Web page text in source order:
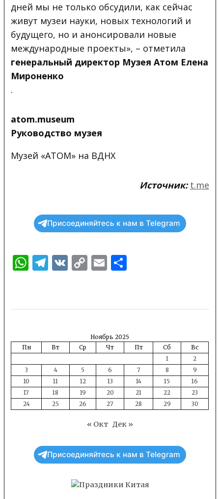
дней мы не только обсудили, как сейчас
живут музеи науки, новых технологий и
будущего, но и анонсировали новые
международные проекты», – отметила
генеральный директор Музея Атом Елена
Мироненко
.
atom.museum
Руководство музея
Музей «АТОМ» на ВДНХ
Источник: t.me
Присоединяйтесь к нам в Telegram
WhatsApp
Telegram
VKCopyEmail
Ноябрь 2025
Пн
Вт Ср Чт Пт Сб
Вс
1
2
3
4 5 6 7 8
9
10
11 12 13 14 15
16
17
18 19 20 21 22
23
24
25 26 27 28 29 30
« Окт Дек »
Присоединяйтесь к нам в Telegram